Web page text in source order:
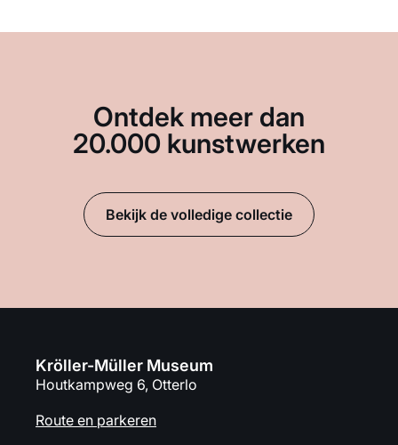
Ontdek meer dan
20.000 kunstwerken
Bekijk de volledige collectie
Kröller-Müller Museum
Houtkampweg 6, Otterlo
Route en parkeren